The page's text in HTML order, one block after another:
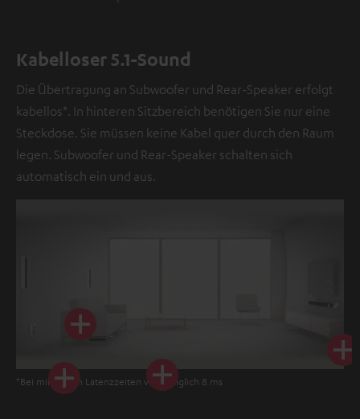
Kabelloser 5.1-Sound
Die Übertragung an Subwoofer und Rear-Speaker erfolgt
kabellos*. In hinteren Sitzbereich benötigen Sie nur eine
Steckdose. Sie müssen keine Kabel quer durch den Raum
legen. Subwoofer und Rear-Speaker schalten sich
automatisch ein und aus.
*Bei minimalen Latenzzeiten von lediglich 8 ms